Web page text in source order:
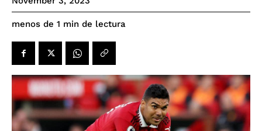
menos de 1 min de lectura